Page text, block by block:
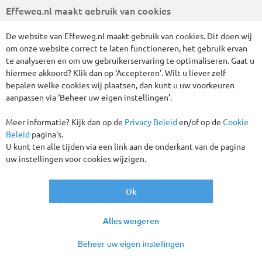
10 dagen De mooiste eilanden van Istrië
KROATIË 10 DAGEN
Tot € 50,- korting p.p.!
Effeweg.nl maakt gebruik van cookies
De website van Effeweg.nl maakt gebruik van cookies. Dit doen wij
om onze website correct te laten functioneren, het gebruik ervan
te analyseren en om uw gebruikerservaring te optimaliseren. Gaat u
hiermee akkoord? Klik dan op ‘Accepteren’. Wilt u liever zelf
bepalen welke cookies wij plaatsen, dan kunt u uw voorkeuren
aanpassen via ‘Beheer uw eigen instellingen’.
Meer informatie? Kijk dan op de Privacy Beleiden/of op de Cookie
Beleid pagina's.
U kunt ten alle tijden via een link aan de onderkant van de pagina
uw instellingen voor cookies wijzigen.
Beheer uw eigen instellingen
Alles weigeren
Ok